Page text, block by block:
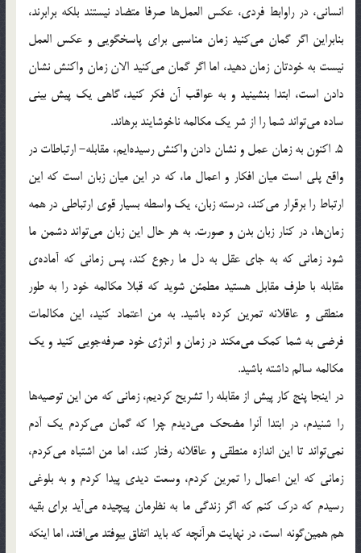
انسانی، در راوابط فردی، عکس العمل‌ها صرفا متضاد نیستند بلکه برابرند،
بنابراین اگر گمان می‌کنید زمان مناسبی برای پاسخگویی و عکس العمل
نیست به خودتان زمان دهید، اما اگر گمان می‌کنید الان زمان واکنش نشان
دادن است، ابتدا بنشینید و به عواقب آن فکر کنید، گاهی یک پیش بینی
ساده می‌تواند شما را از شر یک مکالمه ناخوشایند برهاند.
5. اکنون به زمان عمل و نشان دادن واکنش رسیده‌ایم، مقابله- ارتباطات در
واقع پلی است میان افکار و اعمال ما، که در این میان زبان است که این
ارتباط را برقرار می‌کند، درسته زبان، یک واسطه بسیار قوی ارتباطی در همه
زمان‌ها، در کنار زبان بدن و صورت. به هر حال این زبان می‌تواند دشمن ما
شود زمانی که به جای عقل به دل ما رجوع کند، پس زمانی که آماده‌ی
مقابله با طرف مقابل هستید مطمئن شوید که قبلا مکالمه خود را به طور
منطقی و عاقلانه تمرین کرده باشید. به من اعتماد کنید، این مکالمات
فرضی به شما کمک می‌مکند در زمان و انرژی خود صرفه‌جویی کنید و یک
مکالمه سالم داشته باشید.
در اینجا پنج کار پیش از مقابله را تشریح کردیم، زمانی که من این توصیه‌ها
را شنیدم، در ابتدا آنرا مضحک می‌دیدم چرا که گمان می‌کردم یک آدم
نمی‌تواند تا این اندازه منطقی و عاقلانه رفتار کند، اما من اشتباه می‌کردم،
زمانی که این اعمال را تمرین کردم، وسعت دیدی پیدا کردم و به بلوغی
رسیدم که درک کنم که اگر زندگی ما به نظرمان پیچیده می‌آید برای بقیه
هم همین‌گونه است، در نهایت هرآنچه که باید اتفاق بیوفتد می‌افتد، اما اینکه